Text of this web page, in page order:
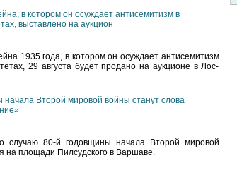
в котором он осуждает антисемитизм в
выставлено на аукцион
1935 года, в котором он осуждает антисемитизм
29 августа будет продано на аукционе в Лос-
Второй мировой войны станут слова
случаю 80-й годовщины начала Второй мировой
на площади Пилсудского в Варшаве.